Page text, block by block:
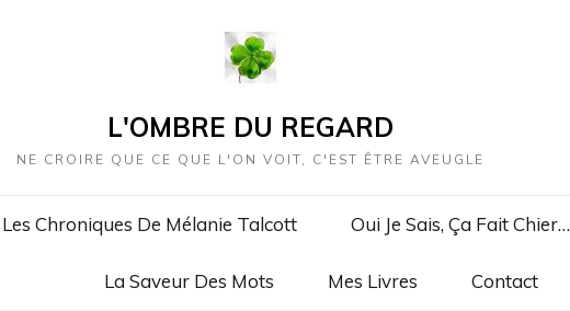
L'OMBRE DU REGARD
NE CROIRE QUE CE QUE L'ON VOIT, C'EST ÊTRE AVEUGLE
Les Chroniques De Mélanie Talcott Oui Je Sais, Ça Fait Chier…
La Saveur Des Mots Mes Livres Contact